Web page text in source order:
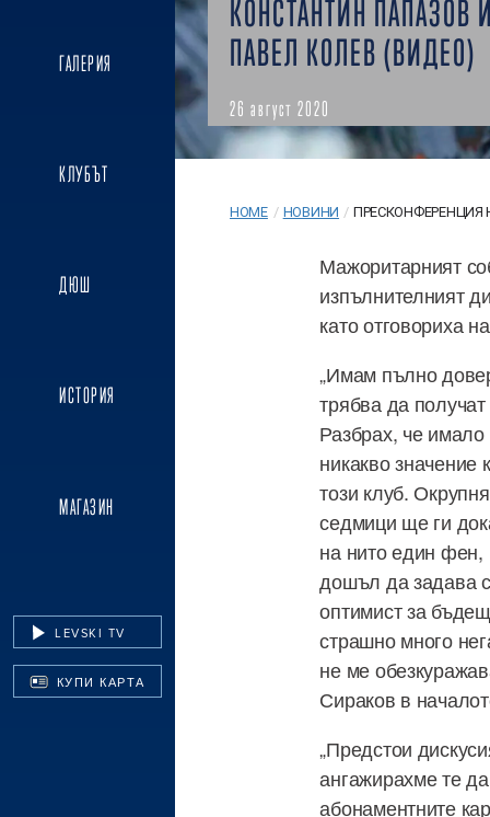
ГАЛЕРИЯ
КЛУБЪТ
ДЮШ
ИСТОРИЯ
МАГАЗИН
LEVSKI TV
КУПИ КАРТА
КОНСТАНТИН ПАПАЗОВ
ПАВЕЛ КОЛЕВ (ВИДЕО)
26 август 2020
HOME / НОВИНИ / ПРЕСКОНФЕРЕНЦИЯ
Мажоритарният
изпълнителният
като отговориха
„Имам пълно
трябва да
Разбрах, че
никакво значение
този клуб.
седмици ще ги
на нито един фен,
дошъл да задава
оптимист за
страшно много
не ме
Сираков в
„Предстои
ангажирахме те
абонаментните